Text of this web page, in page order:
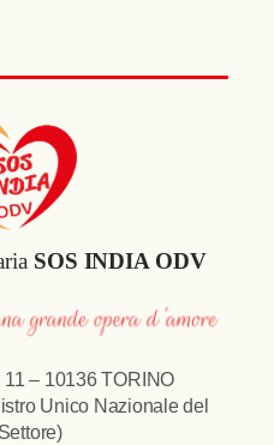
SOS INDIA ODV
– 10136 TORINO
Unico Nazionale del